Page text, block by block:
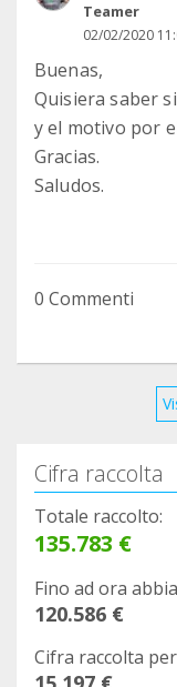
Teamer
02/02/2020
Buenas,
Quisiera saber
y el motivo por
Gracias.
Saludos.
0 Commenti
Cifra raccolta
Totale raccolto:
135.783 €
Fino ad ora
120.586 €
Cifra raccolta